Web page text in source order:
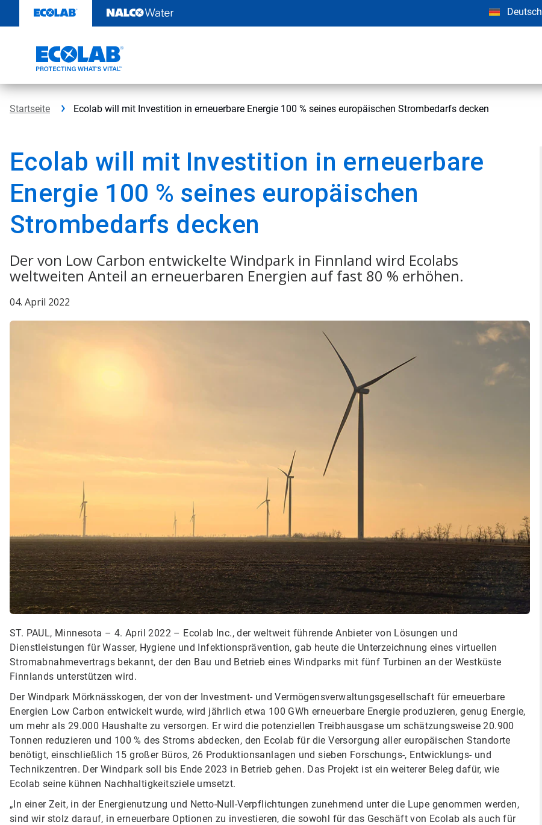
Inhalt
Deutsch
Startseite Ecolab will mit Investition in erneuerbare Energie 100 % seines europäischen Strombedarfs decken
Ecolab will mit Investition in erneuerbare
Energie 100 % seines europäischen
Strombedarfs decken
Der von Low Carbon entwickelte Windpark in Finnland wird Ecolabs
weltweiten Anteil an erneuerbaren Energien auf fast 80 % erhöhen.
04. April 2022
ST. PAUL, Minnesota – 4. April 2022 – Ecolab Inc., der weltweit führende Anbieter von Lösungen und
Dienstleistungen für Wasser, Hygiene und Infektionsprävention, gab heute die Unterzeichnung eines virtuellen
Stromabnahmevertrags bekannt, der den Bau und Betrieb eines Windparks mit fünf Turbinen an der Westküste
Finnlands unterstützen wird.
Der Windpark Mörknässkogen, der von der Investment- und Vermögensverwaltungsgesellschaft für erneuerbare
Energien Low Carbon entwickelt wurde, wird jährlich etwa 100 GWh erneuerbare Energie produzieren, genug Energie,
um mehr als 29.000 Haushalte zu versorgen. Er wird die potenziellen Treibhausgase um schätzungsweise 20.900
Tonnen reduzieren und 100 % des Stroms abdecken, den Ecolab für die Versorgung aller europäischen Standorte
benötigt, einschließlich 15 großer Büros, 26 Produktionsanlagen und sieben Forschungs-, Entwicklungs- und
Technikzentren. Der Windpark soll bis Ende 2023 in Betrieb gehen. Das Projekt ist ein weiterer Beleg dafür, wie
Ecolab seine kühnen Nachhaltigkeitsziele umsetzt.
„In einer Zeit, in der Energienutzung und Netto-Null-Verpflichtungen zunehmend unter die Lupe genommen werden,
sind wir stolz darauf, in erneuerbare Optionen zu investieren, die sowohl für das Geschäft von Ecolab als auch für